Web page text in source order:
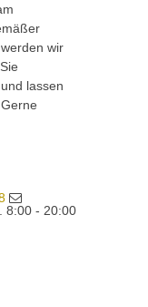
wir
lassen
8:00 - 20:00